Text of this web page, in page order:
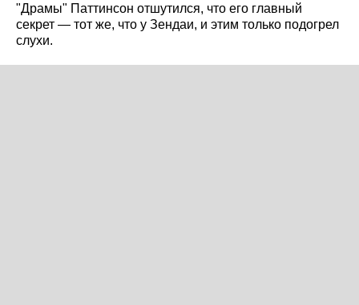
"Драмы" Паттинсон отшутился, что его главный
секрет — тот же, что у Зендаи, и этим только подогрел
слухи.